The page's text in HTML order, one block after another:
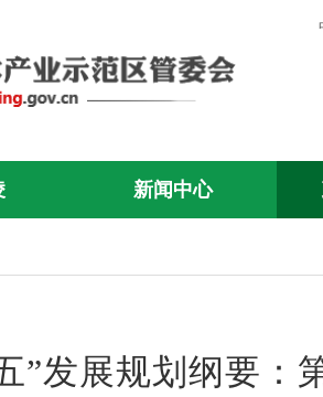
新闻中心
”发展规划纲要：